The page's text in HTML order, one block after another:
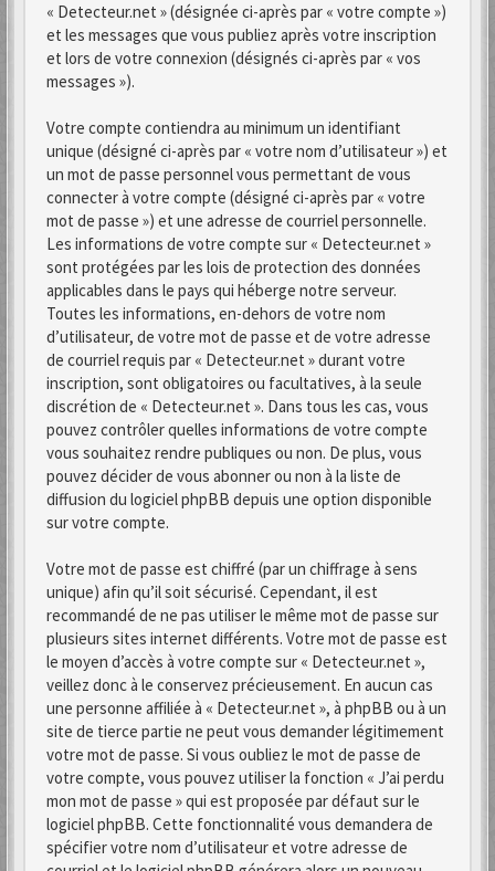
« Detecteur.net » (désignée ci-après par « votre compte »)
et les messages que vous publiez après votre inscription
et lors de votre connexion (désignés ci-après par « vos
messages »).
Votre compte contiendra au minimum un identifiant
unique (désigné ci-après par « votre nom d’utilisateur ») et
un mot de passe personnel vous permettant de vous
connecter à votre compte (désigné ci-après par « votre
mot de passe ») et une adresse de courriel personnelle.
Les informations de votre compte sur « Detecteur.net »
sont protégées par les lois de protection des données
applicables dans le pays qui héberge notre serveur.
Toutes les informations, en-dehors de votre nom
d’utilisateur, de votre mot de passe et de votre adresse
de courriel requis par « Detecteur.net » durant votre
inscription, sont obligatoires ou facultatives, à la seule
discrétion de « Detecteur.net ». Dans tous les cas, vous
pouvez contrôler quelles informations de votre compte
vous souhaitez rendre publiques ou non. De plus, vous
pouvez décider de vous abonner ou non à la liste de
diffusion du logiciel phpBB depuis une option disponible
sur votre compte.
Votre mot de passe est chiffré (par un chiffrage à sens
unique) afin qu’il soit sécurisé. Cependant, il est
recommandé de ne pas utiliser le même mot de passe sur
plusieurs sites internet différents. Votre mot de passe est
le moyen d’accès à votre compte sur « Detecteur.net »,
veillez donc à le conservez précieusement. En aucun cas
une personne affiliée à « Detecteur.net », à phpBB ou à un
site de tierce partie ne peut vous demander légitimement
votre mot de passe. Si vous oubliez le mot de passe de
votre compte, vous pouvez utiliser la fonction « J’ai perdu
mon mot de passe » qui est proposée par défaut sur le
logiciel phpBB. Cette fonctionnalité vous demandera de
spécifier votre nom d’utilisateur et votre adresse de